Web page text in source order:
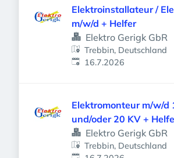
Elektroinstallateur /
m/w/d + Helfer
Elektro Gerigk GbR
Trebbin, Deutschland
Veröffentlicht:
16.7.2026
Elektromonteur m/w/d
und/oder 20 KV +
Elektro Gerigk GbR
Trebbin, Deutschland